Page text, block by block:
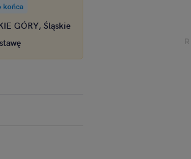
końca
GÓRY, Śląskie